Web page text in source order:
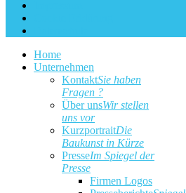
Home
Unternehmen
KontaktSie haben
Fragen ?
Über unsWir stellen
uns vor
KurzportraitDie
Baukunst in Kürze
PresseIm Spiegel der
Presse
Firmen Logos